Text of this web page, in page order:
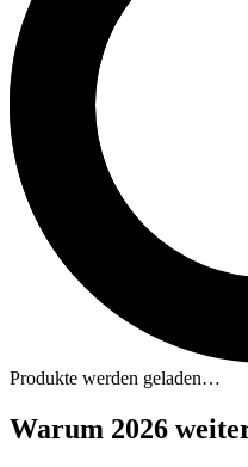
Produkte werden geladen…
Warum 2026